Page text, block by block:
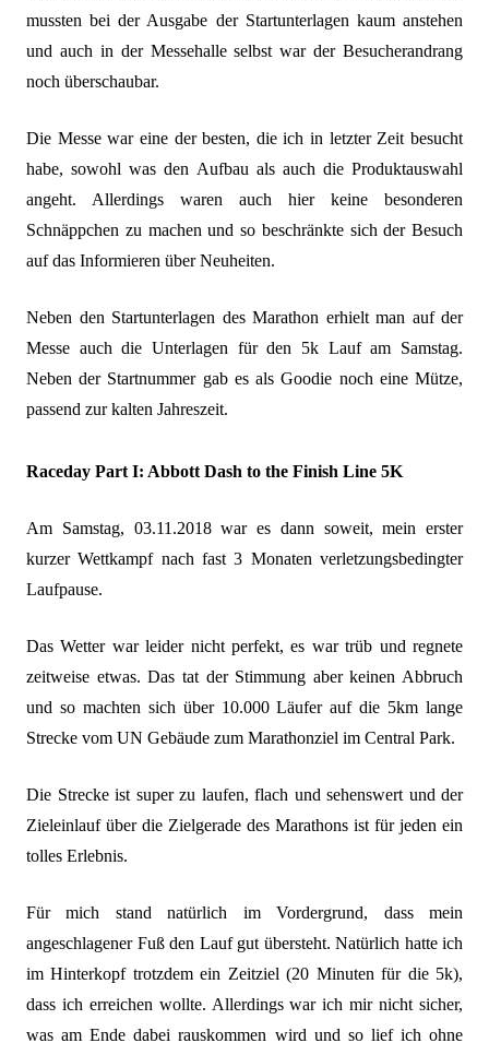
mussten bei der Ausgabe der Startunterlagen kaum anstehen
und auch in der Messehalle selbst war der Besucherandrang
noch überschaubar.
Die Messe war eine der besten, die ich in letzter Zeit besucht
habe, sowohl was den Aufbau als auch die Produktauswahl
angeht. Allerdings waren auch hier keine besonderen
Schnäppchen zu machen und so beschränkte sich der Besuch
auf das Informieren über Neuheiten.
Neben den Startunterlagen des Marathon erhielt man auf der
Messe auch die Unterlagen für den 5k Lauf am Samstag.
Neben der Startnummer gab es als Goodie noch eine Mütze,
passend zur kalten Jahreszeit.
Raceday Part I: Abbott Dash to the Finish Line 5K
Am Samstag, 03.11.2018 war es dann soweit, mein erster
kurzer Wettkampf nach fast 3 Monaten verletzungsbedingter
Laufpause.
Das Wetter war leider nicht perfekt, es war trüb und regnete
zeitweise etwas. Das tat der Stimmung aber keinen Abbruch
und so machten sich über 10.000 Läufer auf die 5km lange
Strecke vom UN Gebäude zum Marathonziel im Central Park.
Die Strecke ist super zu laufen, flach und sehenswert und der
Zieleinlauf über die Zielgerade des Marathons ist für jeden ein
tolles Erlebnis.
Für mich stand natürlich im Vordergrund, dass mein
angeschlagener Fuß den Lauf gut übersteht. Natürlich hatte ich
im Hinterkopf trotzdem ein Zeitziel (20 Minuten für die 5k),
dass ich erreichen wollte. Allerdings war ich mir nicht sicher,
was am Ende dabei rauskommen wird und so lief ich ohne